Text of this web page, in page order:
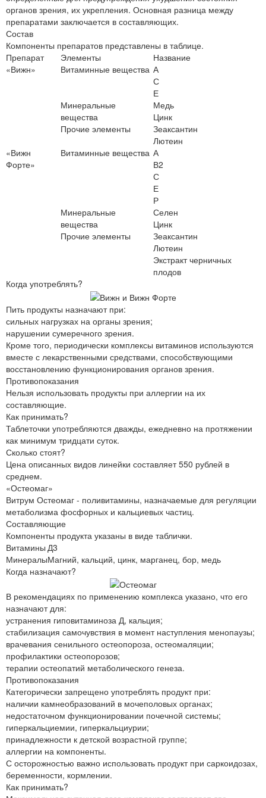
органов зрения, их укрепления. Основная разница между
препаратами заключается в составляющих.
Состав
Компоненты препаратов представлены в таблице.
Препарат
Элементы
Название
«Вижн»
Витаминные вещества А
С
Е
Минеральные
вещества
Медь
Цинк
Прочие элементы
Зеаксантин
Лютеин
«Вижн
Форте»
Витаминные вещества А
В2
С
Е
Р
Минеральные
вещества
Селен
Цинк
Прочие элементы
Зеаксантин
Лютеин
Экстракт черничных
плодов
Когда употреблять?
Пить продукты назначают при:
сильных нагрузках на органы зрения;
нарушении сумеречного зрения.
Кроме того, периодически комплексы витаминов используются
вместе с лекарственными средствами, способствующими
восстановлению функционирования органов зрения.
Противопоказания
Нельзя использовать продукты при аллергии на их
составляющие.
Как принимать?
Таблеточки употребляются дважды, ежедневно на протяжении
как минимум тридцати суток.
Сколько стоят?
Цена описанных видов линейки составляет 550 рублей в
среднем.
«Остеомаг»
Витрум Остеомаг - поливитамины, назначаемые для регуляции
метаболизма фосфорных и кальциевых частиц.
Составляющие
Компоненты продукта указаны в виде таблички.
Витамины Д3
МинералыМагний, кальций, цинк, марганец, бор, медь
Когда назначают?
В рекомендациях по применению комплекса указано, что его
назначают для:
устранения гиповитаминоза Д, кальция;
стабилизация самочувствия в момент наступления менопаузы;
врачевания сенильного остеопороза, остеомаляции;
профилактики остеопорозов;
терапии остеопатий метаболического генеза.
Противопоказания
Категорически запрещено употреблять продукт при:
наличии камнеобразований в мочеполовых органах;
недостаточном функционировании почечной системы;
гиперкальциемии, гиперкальциурии;
принадлежности к детской возрастной группе;
аллергии на компоненты.
С осторожностью важно использовать продукт при саркоидозах,
беременности, кормлении.
Как принимать?